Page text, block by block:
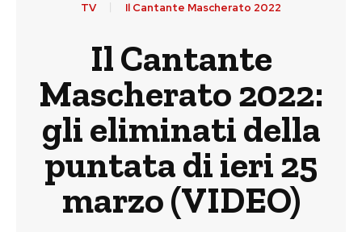
TV Il Cantante Mascherato 2022
Il Cantante
Mascherato 2022:
gli eliminati della
puntata di ieri 25
marzo (VIDEO)